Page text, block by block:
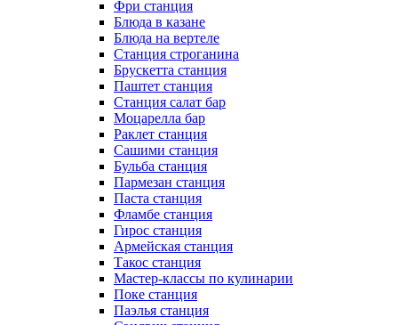
Фри станция
Блюда в казане
Блюда на вертеле
Станция строганина
Брускетта станция
Паштет станция
Станция салат бар
Моцарелла бар
Раклет станция
Сашими станция
Бульба станция
Пармезан станция
Паста станция
Фламбе станция
Гирос станция
Армейская станция
Такос станция
Мастер-классы по кулинарии
Поке станция
Паэлья станция